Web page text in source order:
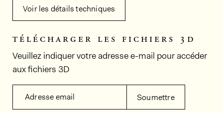
Voir les détails techniques
télécharger les fichiers 3d
Veuillez indiquer votre adresse e-mail pour accéder
aux fichiers 3D
Adresse email Soumettre